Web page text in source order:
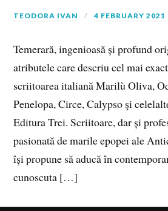
TEODORA IVAN 4 FEBRUARY 2021
Temerară, ingenioasă și profund
atributele care descriu cel mai
scriitoarea italiană Marilù Oliva,
Penelopa, Circe, Calypso şi
Editura Trei. Scriitoare, dar și
pasionată de marile epopei ale
își propune să aducă în
cunoscuta […]